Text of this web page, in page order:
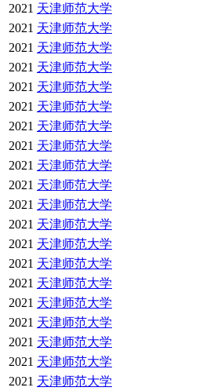
2021 天津师范大学
2021 天津师范大学
2021 天津师范大学
2021 天津师范大学
2021 天津师范大学
2021 天津师范大学
2021 天津师范大学
2021 天津师范大学
2021 天津师范大学
2021 天津师范大学
2021 天津师范大学
2021 天津师范大学
2021 天津师范大学
2021 天津师范大学
2021 天津师范大学
2021 天津师范大学
2021 天津师范大学
2021 天津师范大学
2021 天津师范大学
2021 天津师范大学